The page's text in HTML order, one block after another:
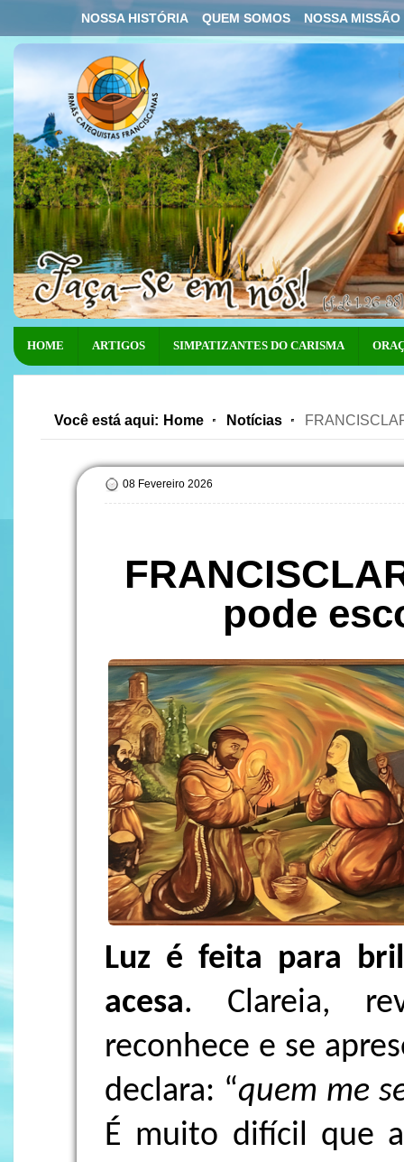
NOSSA HISTÓRIA QUEM SOMOS NOSSA MISSÃO
HOME ARTIGOS SIMPATIZANTES DO CARISMA
Você está aqui: Home Notícias
08 Fevereiro 2026
pode
Luz é feita para
acesa. Clareia,
reconhece e se
declara: “quem me
É muito difícil que